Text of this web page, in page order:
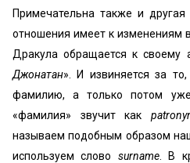
Примечательна также и
отношения имеет к изменениям
Дракула обращается к своему
Джонатан». И извиняется за
фамилию, а только потом
«фамилия» звучит как
называем подобным образом
используем слово surname. В